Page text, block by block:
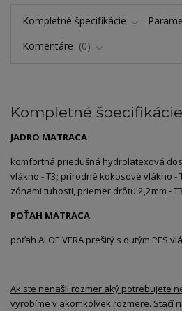
Kompletné špecifikácie
Komentáre
0
Kompletné špecifikácie
JADRO MATRACA
komfortná priedušná hydrolatexová
vlákno - T3; prírodné kokosové vlákno -
zónami tuhosti, priemer drôtu 2,2mm -
POŤAH MATRACA
poťah ALOE VERA prešitý s dutým PES
Ak ste nenašli rozmer aký potrebujete
vyrobíme v akomkoľvek rozmere. Stačí